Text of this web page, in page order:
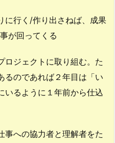
に行く/作り出さねば、成果
が回ってくる
ロジェクトに取り組む。た
るのであれば２年目は「い
いるように１年前から仕込
事への協力者と理解者をた